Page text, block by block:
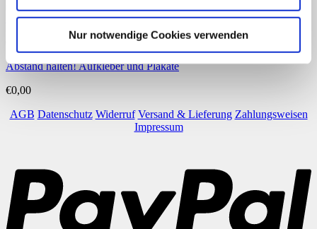
Nur notwendige Cookies verwenden
Schnellansicht
Abstand halten! Aufkleber und Plakate
€0,00
AGB Datenschutz Widerruf Versand & Lieferung Zahlungsweisen
Impressum